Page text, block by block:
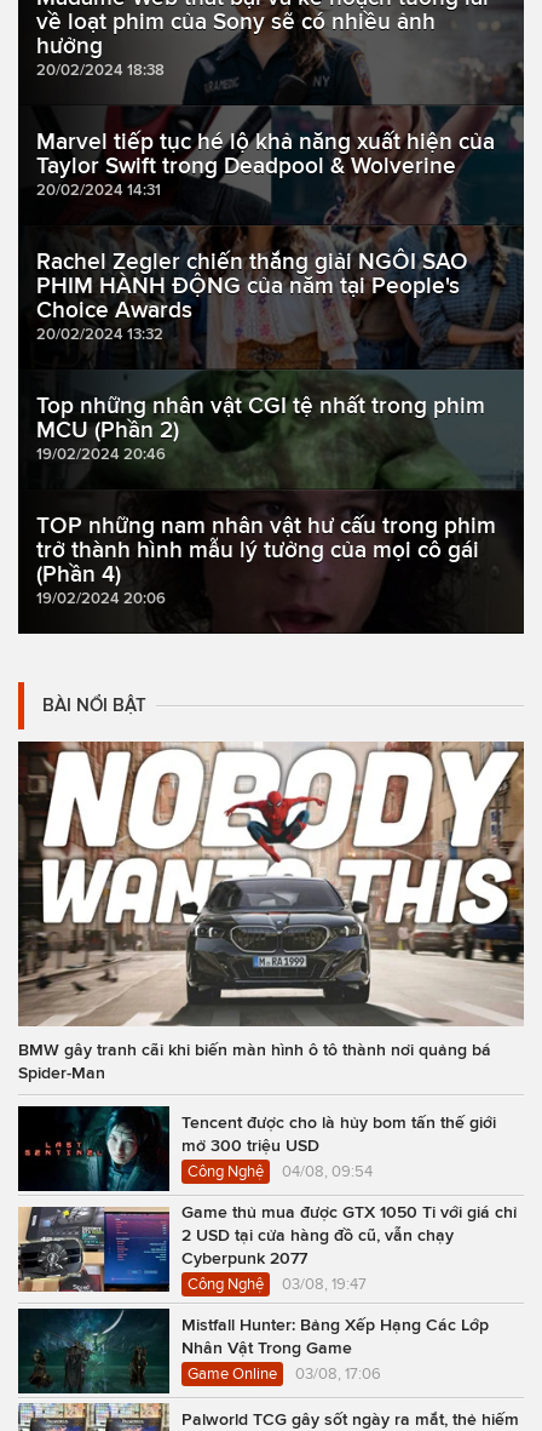
về loạt phim của Sony sẽ có nhiều ảnh
hưởng
20/02/2024 18:38
Marvel tiếp tục hé lộ khả năng xuất hiện của
Taylor Swift trong Deadpool & Wolverine
20/02/2024 14:31
Rachel Zegler chiến thắng giải NGÔI SAO
PHIM HÀNH ĐỘNG của năm tại People's
Choice Awards
20/02/2024 13:32
Top những nhân vật CGI tệ nhất trong phim
MCU (Phần 2)
19/02/2024 20:46
TOP những nam nhân vật hư cấu trong phim
trở thành hình mẫu lý tưởng của mọi cô gái
(Phần 4)
19/02/2024 20:06
BÀI NỔI BẬT
BMW gây tranh cãi khi biến màn hình ô tô thành nơi quảng bá
Spider-Man
Tencent được cho là hủy bom tấn thế giới
mở 300 triệu USD
Công Nghệ 04/08, 09:54
Game thủ mua được GTX 1050 Ti với giá chỉ
2 USD tại cửa hàng đồ cũ, vẫn chạy
Cyberpunk 2077
Công Nghệ 03/08, 19:47
Mistfall Hunter: Bảng Xếp Hạng Các Lớp
Nhân Vật Trong Game
Game Online 03/08, 17:06
Palworld TCG gây sốt ngày ra mắt, thẻ hiếm